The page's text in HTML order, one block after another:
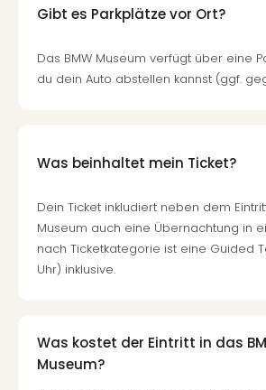
Gibt es Parkplätze vor Ort?
Das BMW Museum verfügt über eine
du dein Auto abstellen kannst (ggf.
Was beinhaltet mein Ticket?
Dein Ticket inkludiert neben dem
Museum auch eine Übernachtung in
nach Ticketkategorie ist eine Guided
Uhr) inklusive.
Was kostet der Eintritt in das
Museum?